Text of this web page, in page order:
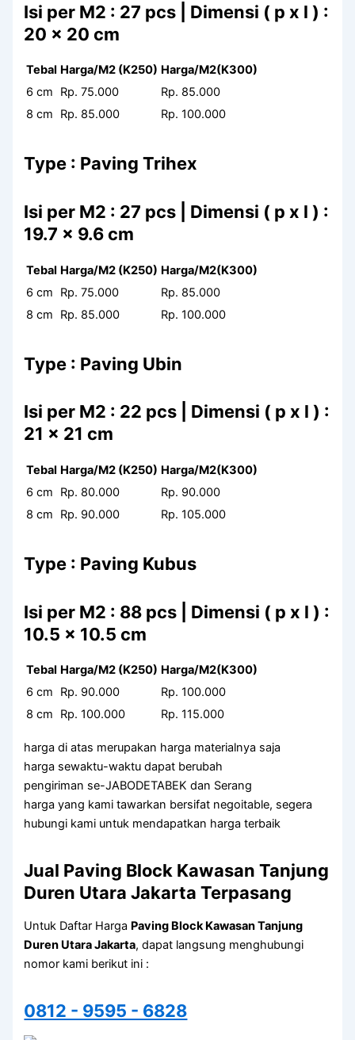
Isi per M2 : 27 pcs | Dimensi ( p x l ) :
20 x 20 cm
Tebal Harga/M2 (K250) Harga/M2(K300)
6 cm
Rp. 75.000
Rp. 85.000
8 cm
Rp. 85.000 Rp. 100.000
Type : Paving Trihex
Isi per M2 : 27 pcs | Dimensi ( p x l ) :
19.7 x 9.6 cm
Tebal Harga/M2 (K250) Harga/M2(K300)
6 cm
Rp. 75.000
Rp. 85.000
8 cm
Rp. 85.000 Rp. 100.000
Type : Paving Ubin
Isi per M2 : 22 pcs | Dimensi ( p x l ) :
21 x 21 cm
Tebal Harga/M2 (K250) Harga/M2(K300)
6 cm
Rp. 80.000
Rp. 90.000
8 cm
Rp. 90.000 Rp. 105.000
Type : Paving Kubus
Isi per M2 : 88 pcs | Dimensi ( p x l ) :
10.5 x 10.5 cm
Tebal Harga/M2 (K250) Harga/M2(K300)
6 cm
Rp. 90.000
Rp. 100.000
8 cm
Rp. 100.000 Rp. 115.000
harga di atas merupakan harga materialnya saja
harga sewaktu-waktu dapat berubah
pengiriman se-JABODETABEK dan Serang
harga yang kami tawarkan bersifat negoitable, segera
hubungi kami untuk mendapatkan harga terbaik
Jual Paving Block Kawasan Tanjung
Duren Utara Jakarta Terpasang
Untuk Daftar Harga Paving Block Kawasan Tanjung
Duren Utara Jakarta, dapat langsung menghubungi
nomor kami berikut ini :
0812 - 9595 - 6828